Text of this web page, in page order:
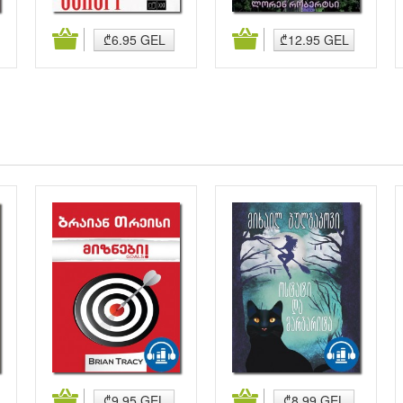
₾6.95 GEL ₾12.95 GEL
კალათაში დამატება კალათაში დამატება
კალათაში დამატება კალათაში დამატება